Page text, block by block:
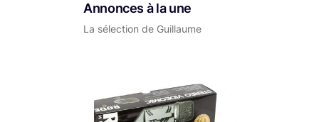
Annonces à la une
La sélection de Guillaume